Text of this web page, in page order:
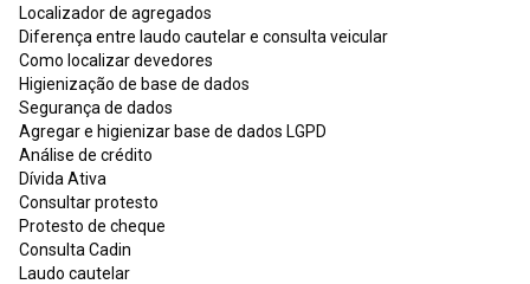
Localizador de agregados
Diferença entre laudo cautelar e consulta veicular
Como localizar devedores
Higienização de base de dados
Segurança de dados
Agregar e higienizar base de dados LGPD
Análise de crédito
Dívida Ativa
Consultar protesto
Protesto de cheque
Consulta Cadin
Laudo cautelar